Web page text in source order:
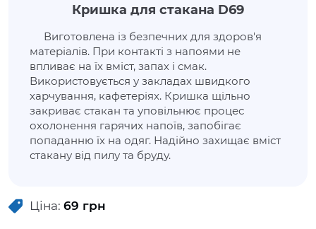
Кришка для стакана D69
Виготовлена із безпечних для здоров'я
матеріалів. При контакті з напоями не
впливає на їх вміст, запах і смак.
Використовується у закладах швидкого
харчування, кафетеріях. Кришка щільно
закриває стакан та уповільнює процес
охолонення гарячих напоїв, запобігає
попаданню їх на одяг. Надійно захищає вміст
стакану від пилу та бруду.
Ціна: 69 грн